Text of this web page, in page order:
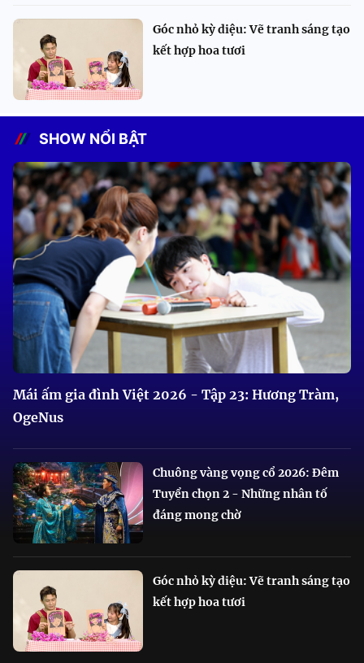
Góc nhỏ kỳ diệu: Vẽ tranh sáng tạo
kết hợp hoa tươi
SHOW NỔI BẬT
Mái ấm gia đình Việt 2026 - Tập 23: Hương Tràm,
OgeNus
Chuông vàng vọng cổ 2026: Đêm
Tuyển chọn 2 - Những nhân tố
đáng mong chờ
Góc nhỏ kỳ diệu: Vẽ tranh sáng tạo
kết hợp hoa tươi